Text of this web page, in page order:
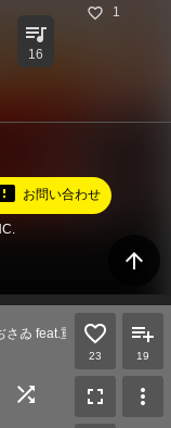
queue_music
16
1
arrow_upward
お問い合わせ
ゐ feat.重音テトSV
shuffle
23 19
fullscreen more_vert